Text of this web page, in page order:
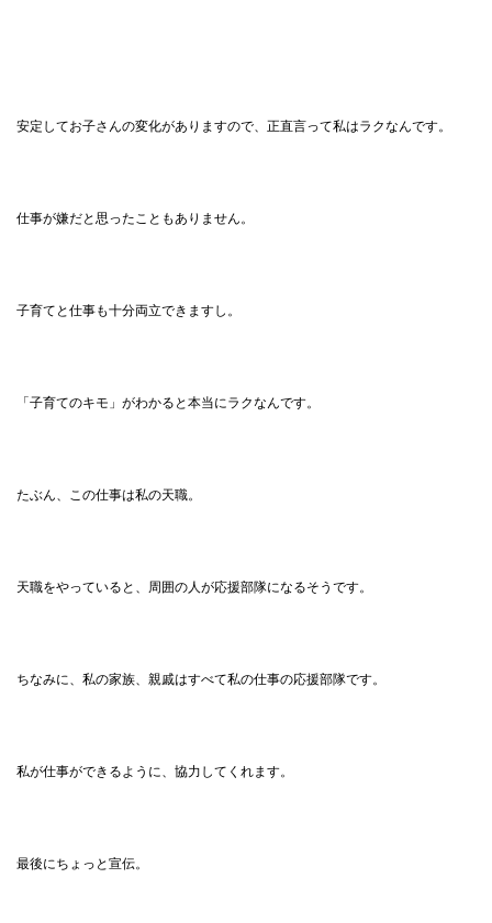
安定してお子さんの変化がありますので、正直言って私はラクなんです。
仕事が嫌だと思ったこともありません。
子育てと仕事も十分両立できますし。
「子育てのキモ」がわかると本当にラクなんです。
たぶん、この仕事は私の天職。
天職をやっていると、周囲の人が応援部隊になるそうです。
ちなみに、私の家族、親戚はすべて私の仕事の応援部隊です。
私が仕事ができるように、協力してくれます。
最後にちょっと宣伝。